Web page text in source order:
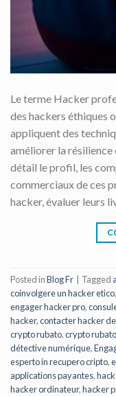
Le terme Hacker
des hackers éthiques
appliquent des
améliorer la
détail le profil, les
commerciaux de ces
hacker, évaluer leurs
Posted inBlog Fr Tagged
coinvolgere un hacker etico,
engager hacker pro,
hacker,contacter hacker
crypto rubato,crypto
détective numérique,
esperto in recupero cripto,
applications payantes,
hacker ordinateur,hacker